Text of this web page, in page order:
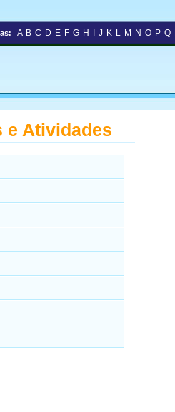
A B C D E F G H J K L M N O P Q
e Atividades